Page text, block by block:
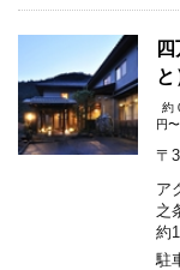
と
約
円〜
〒
ア
之
約
駐